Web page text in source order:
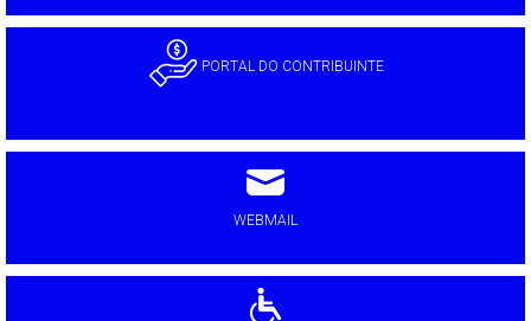
PORTAL DO CONTRIBUINTE
WEBMAIL